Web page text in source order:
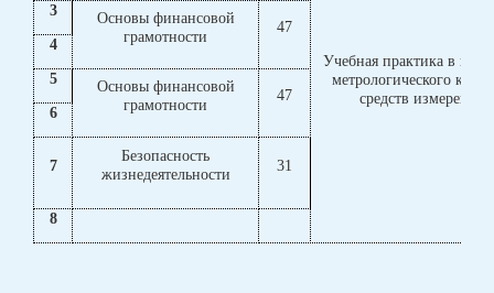
Учебная практика в
метрологического
средств измерений
3
Основы финансовой
грамотности
47
4
5
Основы финансовой
грамотности
47
6
7
Безопасность
жизнедеятельности
31
8